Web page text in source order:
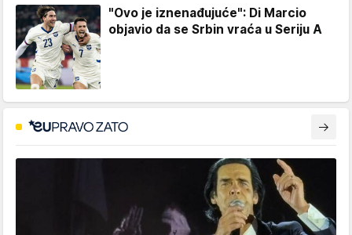
"Ovo je iznenađujuće": Di Marcio
objavio da se Srbin vraća u Seriju A